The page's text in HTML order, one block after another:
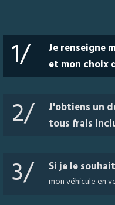
1/
Je renseigne
et mon choix
2/
J'obtiens un
tous frais
3/ Si je le
mon véhicule en